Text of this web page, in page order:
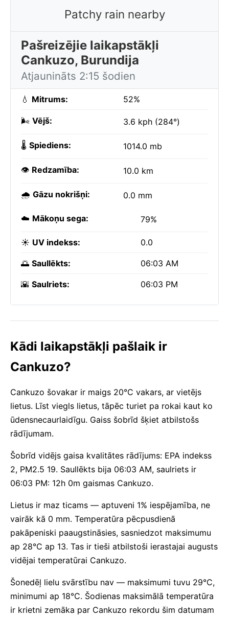
Patchy rain nearby
Pašreizējie laikapstākļi
Cankuzo, Burundija
Atjaunināts 2:15 šodien
💧 Mitrums: 52%
🌬️ Vējš: 3.6 kph (284°)
🌡️ Spiediens: 1014.0 mb
👁️ Redzamība: 10.0 km
🌧️ Gāzu nokrišņi: 0.0 mm
☁️ Mākoņu sega: 79%
☀️ UV indekss: 0.0
🌅 Saullēkts: 06:03 AM
🌇 Saulriets: 06:03 PM
Kādi laikapstākļi pašlaik ir
Cankuzo?
Cankuzo šovakar ir maigs 20°C vakars, ar vietējs
lietus. Līst viegls lietus, tāpēc turiet pa rokai kaut ko
ūdensnecaurlaidīgu. Gaiss šobrīd šķiet atbilstošs
rādījumam.
Šobrīd vidējs gaisa kvalitātes rādījums: EPA indekss
2, PM2.5 19. Saullēkts bija 06:03 AM, saulriets ir
06:03 PM: 12h 0m gaismas Cankuzo.
Lietus ir maz ticams — aptuveni 1% iespējamība, ne
vairāk kā 0 mm. Temperatūra pēcpusdienā
pakāpeniski paaugstināsies, sasniedzot maksimumu
ap 28°C ap 13. Tas ir tieši atbilstoši ierastajai augusts
vidējai temperatūrai Cankuzo.
Šonedēļ lielu svārstību nav — maksimumi tuvu 29°C,
minimumi ap 18°C. Šodienas maksimālā temperatūra
ir krietni zemāka par Cankuzo rekordu šim datumam